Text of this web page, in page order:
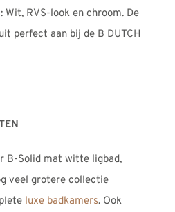
RVS-look en chroom. De
perfect aan bij de B DUTCH
B-Solid mat witte ligbad,
veel grotere collectie
luxe badkamers. Ook